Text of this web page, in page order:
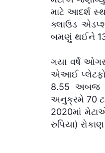
માટે આદર્શ
ક્લાઉડ
બમણું થઈને
ગયા વર્ષે
એઆઈ
8.55 અબજ
અનુક્રમે 70
2020માં
રુપિયા)